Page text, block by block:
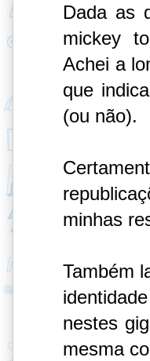
Dada as
mickey
Achei a
que
(ou não).
minhas
Também
nestes
mesma